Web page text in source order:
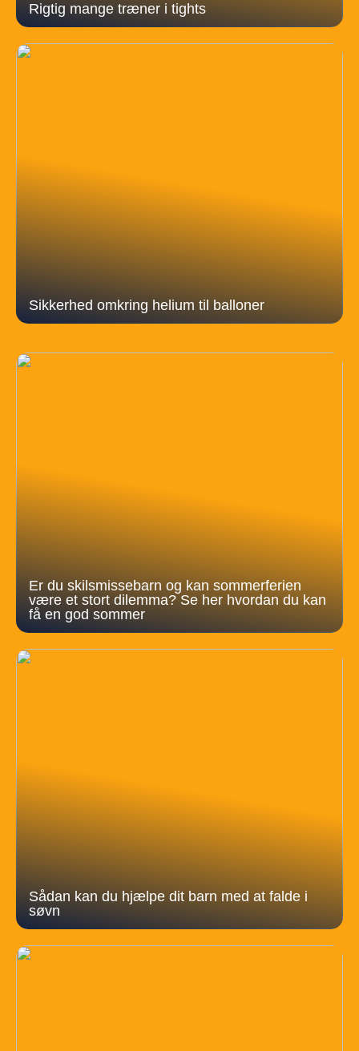
Rigtig mange træner i tights
Sikkerhed omkring helium til balloner
Er du skilsmissebarn og kan sommerferien
være et stort dilemma? Se her hvordan du kan
få en god sommer
Sådan kan du hjælpe dit barn med at falde i
søvn